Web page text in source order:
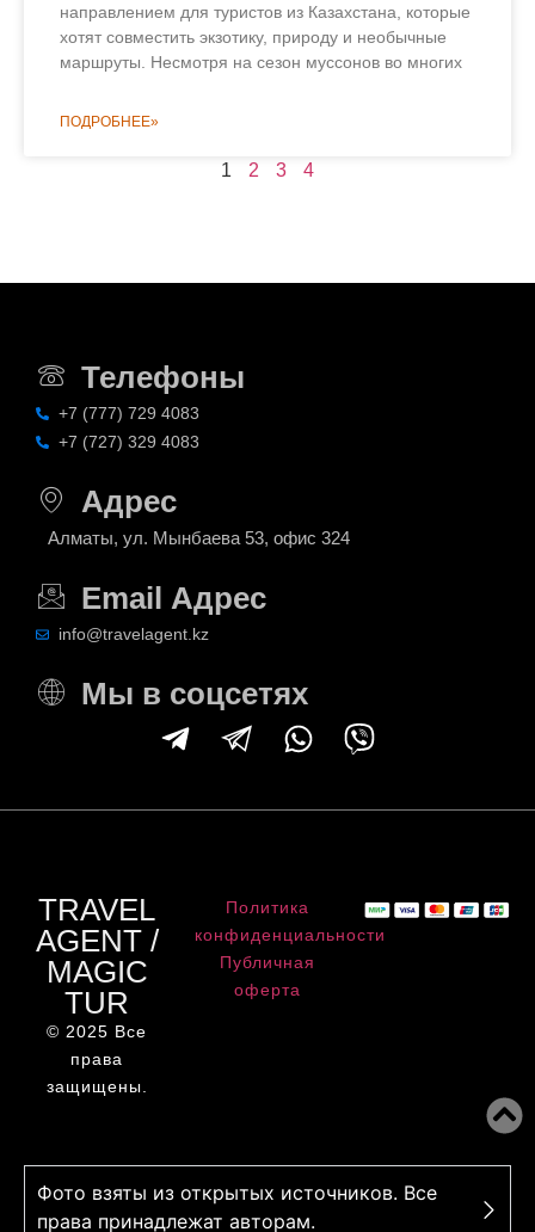
направлением для туристов из Казахстана, которые
хотят совместить экзотику, природу и необычные
маршруты. Несмотря на сезон муссонов во многих
ПОДРОБНЕЕ»
1 2 3 4
Телефоны
+7 (777) 729 4083
+7 (727) 329 4083
Адрес
Алматы, ул. Мынбаева 53, офис 324
Email Адрес
info@travelagent.kz
Мы в соцсетях
TRAVEL
AGENT /
MAGIC
TUR
© 2025 Все
права
защищены.
Политика
конфиденциальности
Публичная
оферта
Фото взяты из открытых источников. Все
права принадлежат авторам.